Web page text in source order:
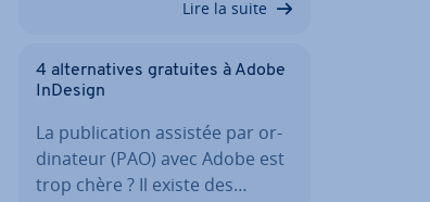
Lire la suite
4 al­ter­na­tives gratuites à Adobe
InDesign
La pu­bli­ca­tion assistée par or­
di­na­teur (PAO) avec Adobe est
trop chère ? Il existe des…